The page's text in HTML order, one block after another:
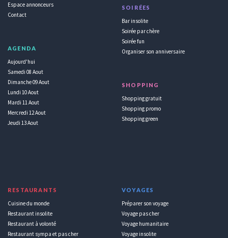
Espace annonceurs
Contact
AGENDA
Aujourd'hui
Samedi 08 Aout
Dimanche 09 Aout
Lundi 10 Aout
Mardi 11 Aout
Mercredi 12 Aout
Jeudi 13 Aout
SOIRÉES
Bar insolite
Soirée par chère
Soirée fun
Organiser son anniversaire
SHOPPING
Shopping gratuit
Shopping promo
Shopping green
RESTAURANTS
Cuisine du monde
Restaurant insolite
Restaurant à volonté
Restaurant sympa et pas cher
VOYAGES
Préparer son voyage
Voyage pas cher
Voyage humanitaire
Voyage insolite